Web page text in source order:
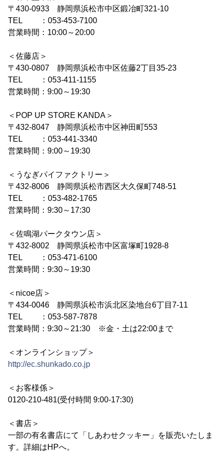
〒430-0933 静岡県浜松市中区鍛冶町321-10
TEL ：053-453-7100
営業時間：10:00～20:00
＜佐藤店＞
〒430-0807 静岡県浜松市中区佐藤2丁目35-23
TEL ：053-411-1155
営業時間：9:00～19:30
＜POP UP STORE KANDA＞
〒432-8047 静岡県浜松市中区神田町553
TEL ：053-441-3340
営業時間：9:00～19:30
＜うなぎパイファクトリー＞
〒432-8006 静岡県浜松市西区大久保町748-51
TEL ：053-482-1765
営業時間：9:30～17:30
＜佐鳴湖パークタウン店＞
〒432-8002 静岡県浜松市中区富塚町1928-8
TEL ：053-471-6100
営業時間：9:30～19:30
＜nicoe店＞
〒434-0046 静岡県浜松市浜北区染地台6丁目7-11
TEL ：053-587-7878
営業時間：9:30～21:30 ※金・土は22:00まで
＜オンラインショップ＞
http://ec.shunkado.co.jp
＜お客様係＞
0120-210-481(受付時間 9:00-17:30)
＜書店＞
一部の有名書店にて「しあわせクッキー」を販売いたしま
す。詳細はHPへ。